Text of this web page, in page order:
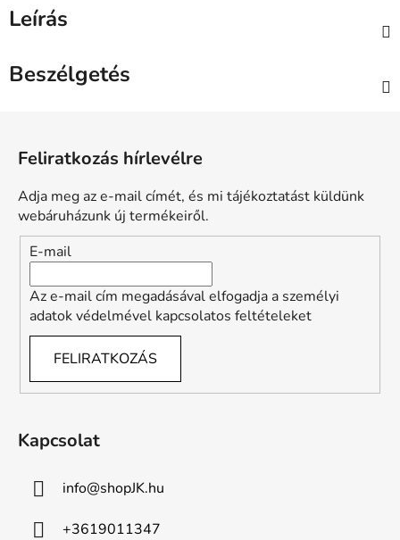
Leírás
Beszélgetés
Feliratkozás hírlevélre
Adja meg az e-mail címét, és mi tájékoztatást küldünk
webáruházunk új termékeiről.
E-mail
Az e-mail cím megadásával elfogadja a személyi
adatok védelmével kapcsolatos feltételeket
FELIRATKOZÁS
Kapcsolat
info@shopJK.hu
+3619011347